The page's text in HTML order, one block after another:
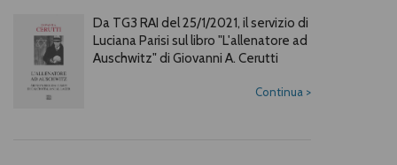
Da TG3 RAI del 25/1/2021, il servizio di
Luciana Parisi sul libro "L'allenatore ad
Auschwitz" di Giovanni A. Cerutti
Continua >